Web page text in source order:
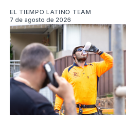
EL TIEMPO LATINO TEAM
7 de agosto de 2026